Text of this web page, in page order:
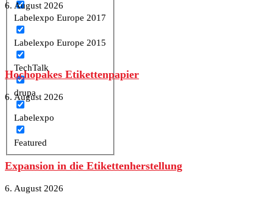
Labelexpo Europe 2017
Labelexpo Europe 2015
TechTalk
drupa
Labelexpo
Featured
6. August 2026
Hochopakes Etikettenpapier
6. August 2026
Expansion in die Etikettenherstellung
6. August 2026